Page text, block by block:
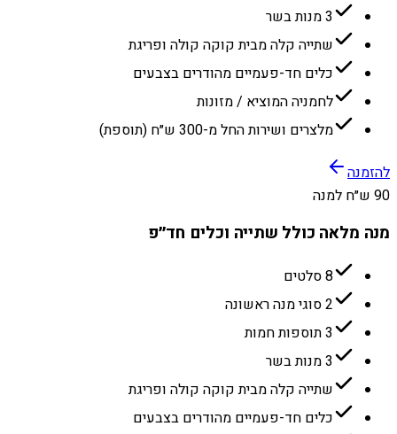
3 מנות בשר
שתייה קלה מבית קוקה קולה ופריגת
כלים חד-פעמיים מהודרים בצבעים
לחמניה המוציא / מזונות
מלצרים ושירות החל מ-300 ש״ח (תוספת)
להזמנה
90 ש״ח למנה
מנה מלאה כולל שתייה וכלים חד״פ
8 סלטים
2 סוגי מנה ראשונה
3 תוספות חמות
3 מנות בשר
שתייה קלה מבית קוקה קולה ופריגת
כלים חד-פעמיים מהודרים בצבעים